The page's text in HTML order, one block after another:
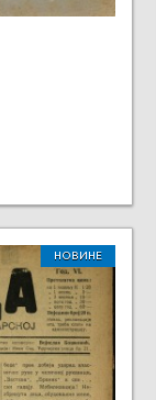
НОВИНЕ